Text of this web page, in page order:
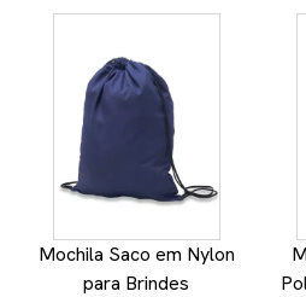
Mochila Saco em Nylon
para Brindes